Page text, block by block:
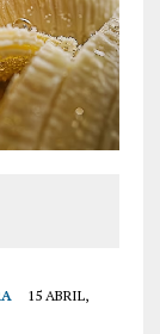
15 ABRIL,